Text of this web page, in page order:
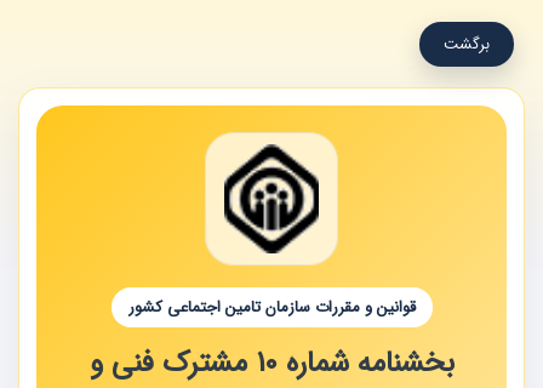
برگشت
قوانین و مقررات سازمان تامین اجتماعی کشور
بخشنامه شماره 10 مشترک فنی و